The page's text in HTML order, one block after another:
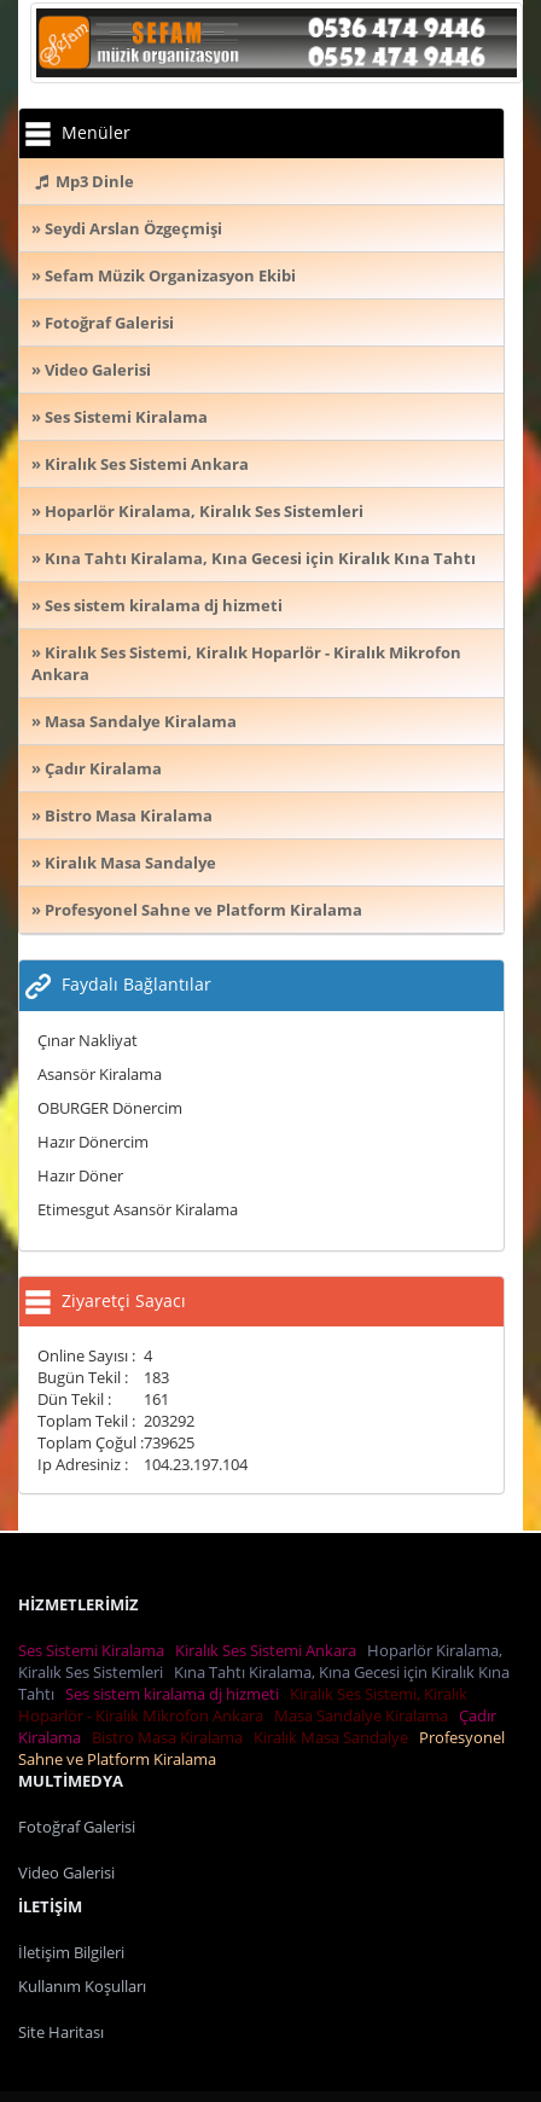
Menüler
Mp3 Dinle
» Seydi Arslan Özgeçmişi
» Sefam Müzik Organizasyon Ekibi
» Fotoğraf Galerisi
» Video Galerisi
» Ses Sistemi Kiralama
» Kiralık Ses Sistemi Ankara
» Hoparlör Kiralama, Kiralık Ses Sistemleri
» Kına Tahtı Kiralama, Kına Gecesi için Kiralık Kına Tahtı
» Ses sistem kiralama dj hizmeti
» Kiralık Ses Sistemi, Kiralık Hoparlör - Kiralık Mikrofon
Ankara
» Masa Sandalye Kiralama
» Çadır Kiralama
» Bistro Masa Kiralama
» Kiralık Masa Sandalye
» Profesyonel Sahne ve Platform Kiralama
Faydalı Bağlantılar
Çınar Nakliyat
Asansör Kiralama
OBURGER Dönercim
Hazır Dönercim
Hazır Döner
Etimesgut Asansör Kiralama
Ziyaretçi Sayacı
Online Sayısı : 4
Bugün Tekil :
183
Dün Tekil :
161
Toplam Tekil : 203292
Toplam Çoğul :739625
Ip Adresiniz :
104.23.197.104
HİZMETLERİMİZ
Ses Sistemi Kiralama Kiralık Ses Sistemi Ankara Hoparlör Kiralama,
Kiralık Ses Sistemleri Kına Tahtı Kiralama, Kına Gecesi için Kiralık Kına
Tahtı Ses sistem kiralama dj hizmeti Kiralık Ses Sistemi, Kiralık
Hoparlör - Kiralık Mikrofon Ankara
Masa Sandalye Kiralama Çadır
Kiralama Bistro Masa Kiralama Kiralık Masa Sandalye Profesyonel
Sahne ve Platform Kiralama
MULTİMEDYA
Fotoğraf Galerisi
Video Galerisi
İLETİŞİM
İletişim Bilgileri
Kullanım Koşulları
Site Haritası